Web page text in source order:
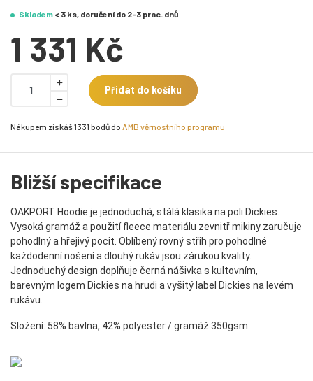
Skladem < 3 ks, doručení do 2-3 prac. dnů
1 331 Kč
Přidat do košíku
Nákupem získáš 1331 bodů do AMB věrnostního programu
Bližší specifikace
OAKPORT Hoodie je jednoduchá, stálá klasika na poli Dickies.
Vysoká gramáž a použití fleece materiálu zevnitř mikiny zaručuje
pohodlný a hřejivý pocit. Oblíbený rovný střih pro pohodlné
každodenní nošení a dlouhý rukáv jsou zárukou kvality.
Jednoduchý design doplňuje černá nášivka s kultovním,
barevným logem Dickies na hrudi a vyšitý label Dickies na levém
rukávu.
Složení: 58% bavlna, 42% polyester / gramáž 350gsm